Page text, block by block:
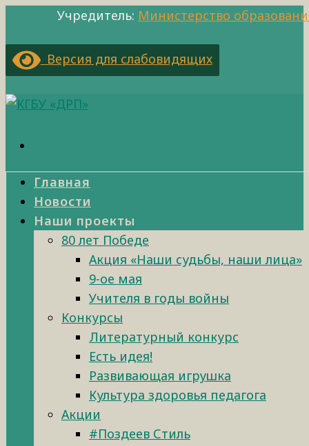
Учредитель: Министерство
Версия для слабовидящих
Главная
Новости
Наши проекты
80 лет Победе
Акция «Наши судьбы, наши лица»
9-ое мая
Учителя в годы войны
Конкурсы
Литературный конкурс
Есть идея!
Развивающая игрушка
Культура здоровья педагога
Акции
#Поздеев Стиль